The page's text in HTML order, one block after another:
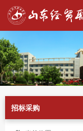
招标采购